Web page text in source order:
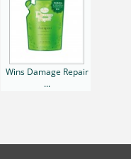
Wins Damage Repair
...